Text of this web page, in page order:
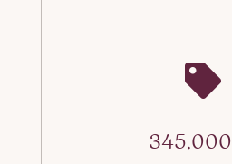

345.000